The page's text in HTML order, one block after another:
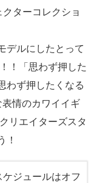
クターコレクショ
デルにしたとって
！「思わず押した
わず押したくなる
情のカワイイギ
リエイターズスタ
！
ジュールはオフ